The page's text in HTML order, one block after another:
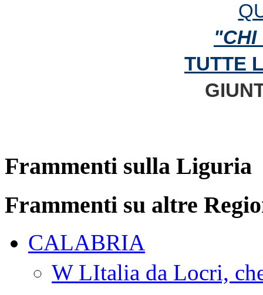
"CHI
TUTTE
Frammenti sulla Liguria
Frammenti su altre
CALABRIA
W LItalia da Locri,